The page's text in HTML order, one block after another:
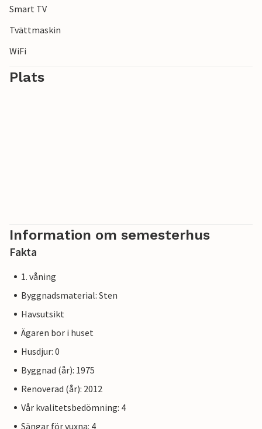
Smart TV
Tvättmaskin
WiFi
Plats
Information om semesterhus
Fakta
1. våning
Byggnadsmaterial: Sten
Havsutsikt
Ägaren bor i huset
Husdjur: 0
Byggnad (år): 1975
Renoverad (år): 2012
Vår kvalitetsbedömning: 4
Sängar för vuxna: 4